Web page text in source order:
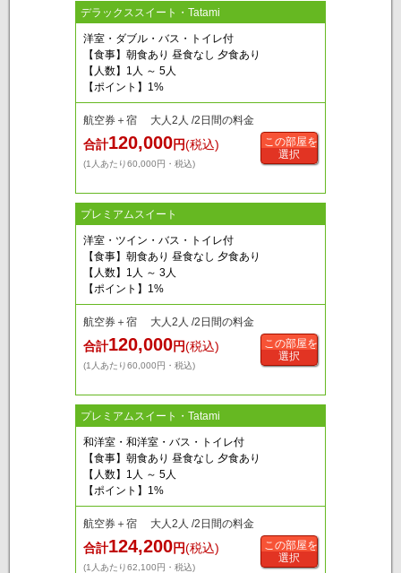
デラックススイート・Tatami
洋室・ダブル・バス・トイレ付
【食事】朝食あり 昼食なし 夕食あり
【人数】1人 ～ 5人
【ポイント】1%
航空券＋宿 大人2人 /2日間の料金
合計120,000円(税込)
(1人あたり60,000円・税込)
この部屋を
選択
プレミアムスイート
洋室・ツイン・バス・トイレ付
【食事】朝食あり 昼食なし 夕食あり
【人数】1人 ～ 3人
【ポイント】1%
航空券＋宿 大人2人 /2日間の料金
合計120,000円(税込)
(1人あたり60,000円・税込)
この部屋を
選択
プレミアムスイート・Tatami
和洋室・和洋室・バス・トイレ付
【食事】朝食あり 昼食なし 夕食あり
【人数】1人 ～ 5人
【ポイント】1%
航空券＋宿 大人2人 /2日間の料金
合計124,200円(税込)
(1人あたり62,100円・税込)
この部屋を
選択